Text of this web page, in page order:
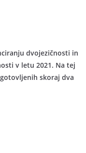
dvojezičnosti in
v letu 2021. Na tej
skoraj dva